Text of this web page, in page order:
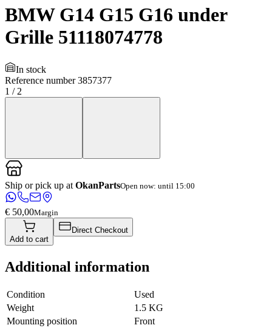
BMW G14 G15 G16 under
Grille 51118074778
In stock
Reference number 3857377
1 / 2
Ship or pick up at OkanPartsOpen now: until 15:00
€ 50,00Margin
Add to cart
Direct Checkout
Additional information
Condition
Used
Weight
1.5 KG
Mounting position
Front